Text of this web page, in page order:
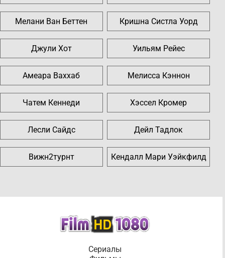
Мелани Ван Беттен Кришна Систла Уорд
Джули Хот Уильям Рейес
Амеара Ваххаб Мелисса Кэннон
Чатем Кеннеди Хэссел Кромер
Лесли Сайдс Дейл Тадлок
Вижн2турнт Кендалл Мари Уэйкфилд
Сериалы